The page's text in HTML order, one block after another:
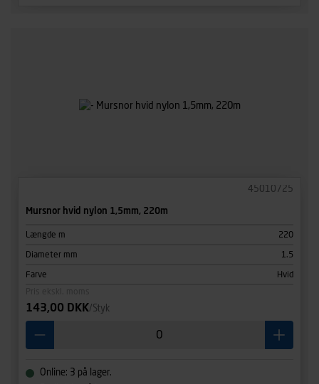
45010725
Mursnor hvid nylon 1,5mm, 220m
Længde m 220
Diameter mm 1.5
Farve
Hvid
143,00 DKK/Styk
Online: 3 på lager.